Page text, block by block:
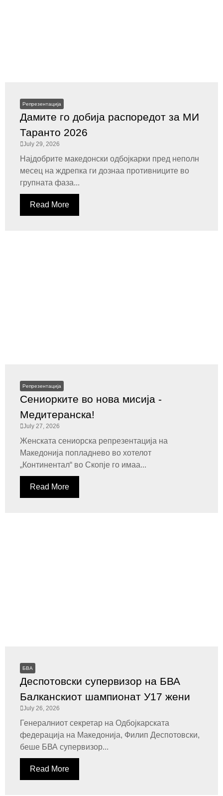
Репрезентација
Дамите го добија распоредот за МИ
Таранто 2026
July 29, 2026
Најдобрите македонски одбојкарки пред неполн
месец на ждрепка ги дознаа противниците во
групната фаза...
Read More
Репрезентација
Сениорките во нова мисија -
Медитеранска!
July 27, 2026
Женската сениорска репрезентација на
Македонија попладнево во хотелот
„Континентал“ во Скопје го имаа...
Read More
БВА
Деспотовски супервизор на БВА
Балканскиот шампионат У17 жени
July 26, 2026
Генералниот секретар на Одбојкарската
федерација на Македонија, Филип Деспотовски,
беше БВА супервизор...
Read More